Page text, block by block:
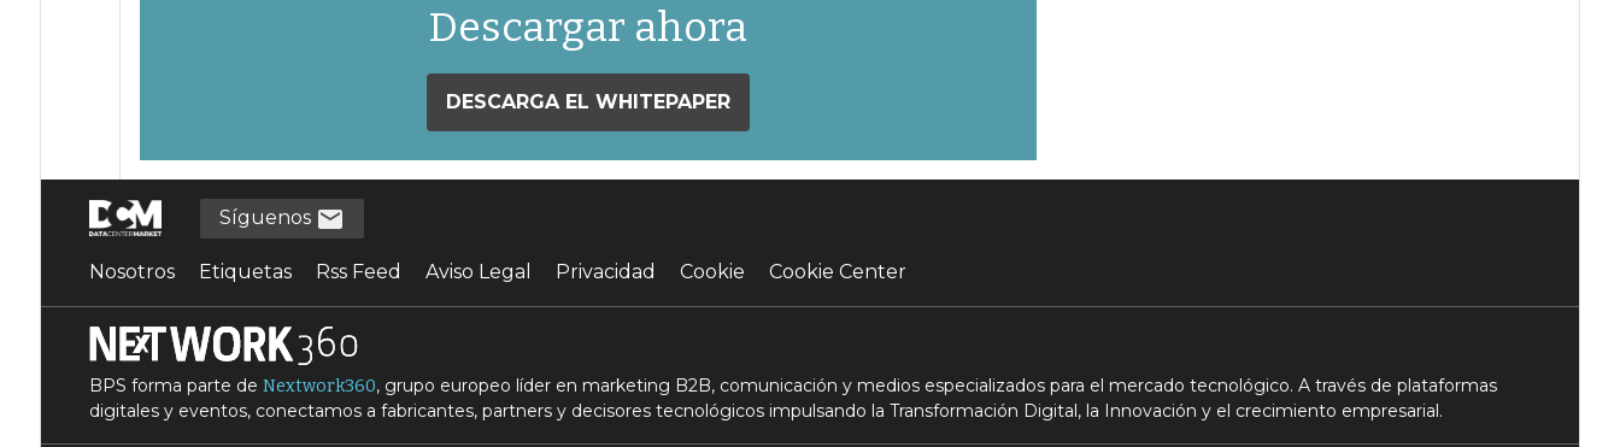
Descargar ahora
DESCARGA EL WHITEPAPER
Síguenos
Nosotros Etiquetas Rss Feed Aviso Legal Privacidad Cookie Cookie Center
BPS forma parte de Nextwork360, grupo europeo líder en marketing B2B, comunicación y medios especializados para el mercado tecnológico. A través de plataformas
digitales y eventos, conectamos a fabricantes, partners y decisores tecnológicos impulsando la Transformación Digital, la Innovación y el crecimiento empresarial.